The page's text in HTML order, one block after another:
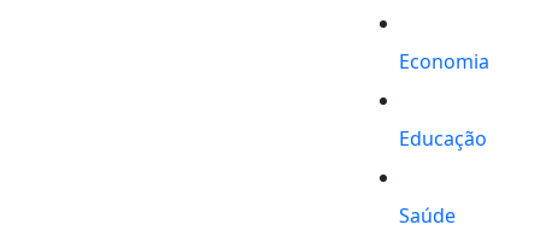
Economia
Educação
Saúde